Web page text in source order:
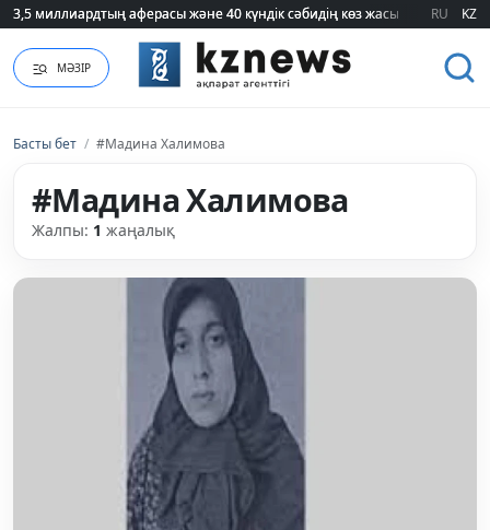
3,5 миллиардтың аферасы және 40 күндік сәбидің көз жасы:
3,5 миллиардтың аферасы және 40 күндік сәбидің көз жасы: RU KZ
МӘЗІР
Басты бет / #Мадина Халимова
#Мадина Халимова
Жалпы: 1 жаңалық